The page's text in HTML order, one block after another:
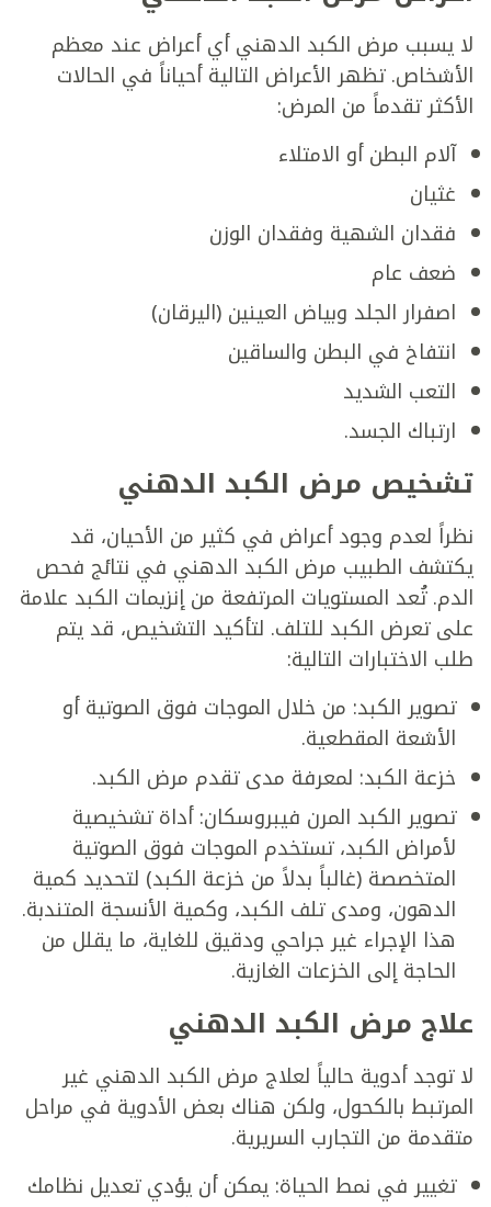
لا يسبب مرض الكبد الدهني أي أعراض عند معظم
الأشخاص. تظهر الأعراض التالية أحياناً في الحالات
الأكثر تقدماً من المرض:
آلام البطن أو الامتلاء
غثيان
فقدان الشهية وفقدان الوزن
ضعف عام
اصفرار الجلد وبياض العينين (اليرقان)
انتفاخ في البطن والساقين
التعب الشديد
ارتباك الجسد.
تشخيص مرض الكبد الدهني
نظراً لعدم وجود أعراض في كثير من الأحيان، قد
يكتشف الطبيب مرض الكبد الدهني في نتائج فحص
الدم. تُعد المستويات المرتفعة من إنزيمات الكبد علامة
على تعرض الكبد للتلف. لتأكيد التشخيص، قد يتم
طلب الاختبارات التالية:
تصوير الكبد: من خلال الموجات فوق الصوتية أو
الأشعة المقطعية.
خزعة الكبد: لمعرفة مدى تقدم مرض الكبد.
تصوير الكبد المرن فيبروسكان: أداة تشخيصية
لأمراض الكبد، تستخدم الموجات فوق الصوتية
المتخصصة (غالباً بدلاً من خزعة الكبد) لتحديد كمية
الدهون، ومدى تلف الكبد، وكمية الأنسجة المتندبة.
هذا الإجراء غير جراحي ودقيق للغاية، ما يقلل من
الحاجة إلى الخزعات الغازية.
علاج مرض الكبد الدهني
لا توجد أدوية حالياً لعلاج مرض الكبد الدهني غير
المرتبط بالكحول، ولكن هناك بعض الأدوية في مراحل
متقدمة من التجارب السريرية.
تغيير في نمط الحياة: يمكن أن يؤدي تعديل نظامك